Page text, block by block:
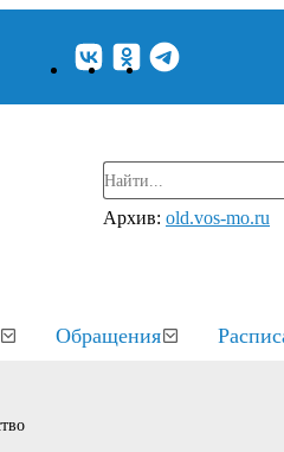
Архив: old.vos-mo.ru
Обращения